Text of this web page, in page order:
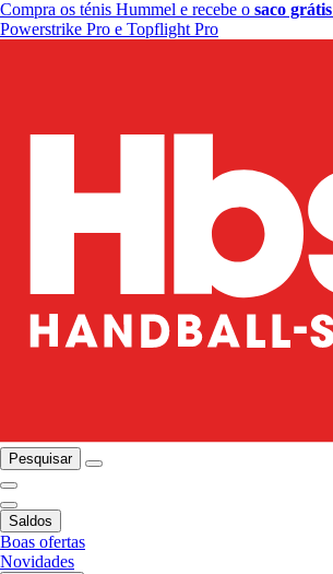
Compra os ténis Hummel e recebe o saco grátis
Powerstrike Pro e Topflight Pro
Pesquisar
Saldos
Boas ofertas
Novidades